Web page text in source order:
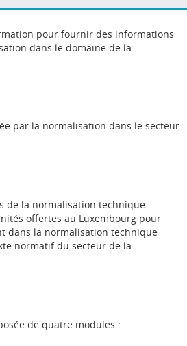
pour fournir des informations
dans le domaine de la
par la normalisation dans le secteur
de la normalisation technique
offertes au Luxembourg pour
dans la normalisation technique
normatif du secteur de la
de quatre modules :